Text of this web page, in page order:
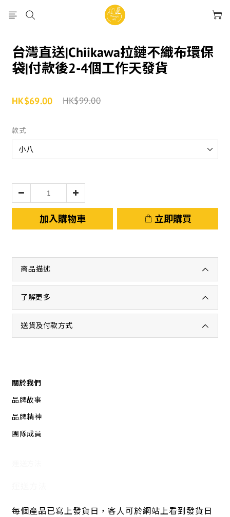
台灣直送|Chiikawa拉鏈不織布環保
袋|付款後2-4個工作天發貨
HK$69.00 HK$99.00
款式
加入購物車 立即購買
商品描述
了解更多
送貨及付款方式
關於我們
品牌故事
品牌精神
團隊成員
每個產品已寫上發貨日，客人可於網站上看到發貨日